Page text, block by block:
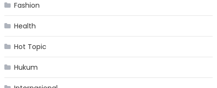
Fashion
Health
Hot Topic
Hukum